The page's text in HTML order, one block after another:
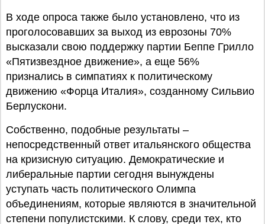
В ходе опроса также было установлено, что из
проголосовавших за выход из еврозоны 70%
высказали свою поддержку партии Беппе Грилло
«Пятизвездное движение», а еще 56%
признались в симпатиях к политическому
движению «Форца Италия», созданному Сильвио
Берлускони.
Собственно, подобные результаты –
непосредственный ответ итальянского общества
на кризисную ситуацию. Демократические и
либеральные партии сегодня вынуждены
уступать часть политического Олимпа
объединениям, которые являются в значительной
степени популистскими. К слову, среди тех, кто